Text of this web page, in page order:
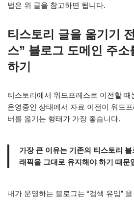
법은 위 글을 참고하면 됩니다.
티스토리 글을 옮기기
스” 블로그 도메인 주소
하기
티스토리에서 워드프레스로 이전할 때
운영중인 상태에서 자료 이전이 워드
버를 옮기는 형태가 가장 좋습니다.
가장 큰 이유는 기존의 티스토리
래픽을 그대로 유지해야 하기 때문
내가 운영하는 블로그는 “검색 유입”